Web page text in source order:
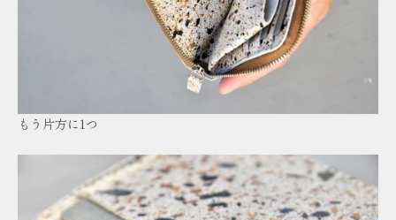
もう片方に1つ